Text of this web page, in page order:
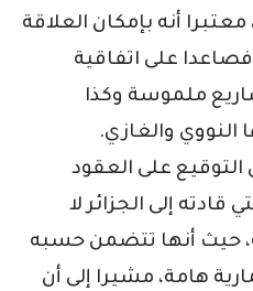
أنه بإمكان العلاقة
فصاعدا على اتفاقية
ملموسة وكذا
النووي والغازي.
التوقيع على العقود
قادته إلى الجزائر لا
حيث أنها تتضمن حسبه
هامة، مشيرا إلى أن